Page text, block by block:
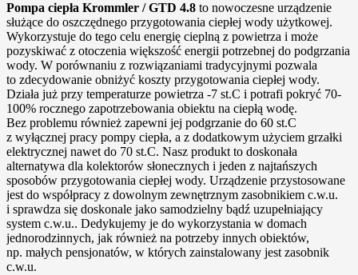
Pompa ciepła Krommler / GTD 4.8 to nowoczesne urządzenie
służące do oszczędnego przygotowania ciepłej wody użytkowej.
Wykorzystuje do tego celu energię cieplną z powietrza i może
pozyskiwać z otoczenia większość energii potrzebnej do podgrzania
wody. W porównaniu z rozwiązaniami tradycyjnymi pozwala
to zdecydowanie obniżyć koszty przygotowania ciepłej wody.
Działa już przy temperaturze powietrza -7 st.C i potrafi pokryć 70-
100% rocznego zapotrzebowania obiektu na ciepłą wodę.
Bez problemu również zapewni jej podgrzanie do 60 st.C
z wyłącznej pracy pompy ciepła, a z dodatkowym użyciem grzałki
elektrycznej nawet do 70 st.C. Nasz produkt to doskonała
alternatywa dla kolektorów słonecznych i jeden z najtańszych
sposobów przygotowania ciepłej wody. Urządzenie przystosowane
jest do współpracy z dowolnym zewnętrznym zasobnikiem c.w.u.
i sprawdza się doskonale jako samodzielny bądź uzupełniający
system c.w.u.. Dedykujemy je do wykorzystania w domach
jednorodzinnych, jak również na potrzeby innych obiektów,
np. małych pensjonatów, w których zainstalowany jest zasobnik
c.w.u.